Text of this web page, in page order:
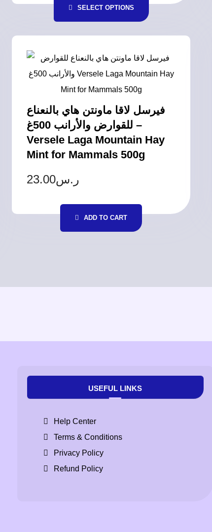
SELECT OPTIONS
فيرسل لاقا ماونتن هاي بالنعناع
للقوارض والأرانب 500غ –
Versele Laga Mountain Hay
Mint for Mammals 500g
ر.س23.00
ADD TO CART
USEFUL LINKS
Help Center
Terms & Conditions
Privacy Policy
Refund Policy